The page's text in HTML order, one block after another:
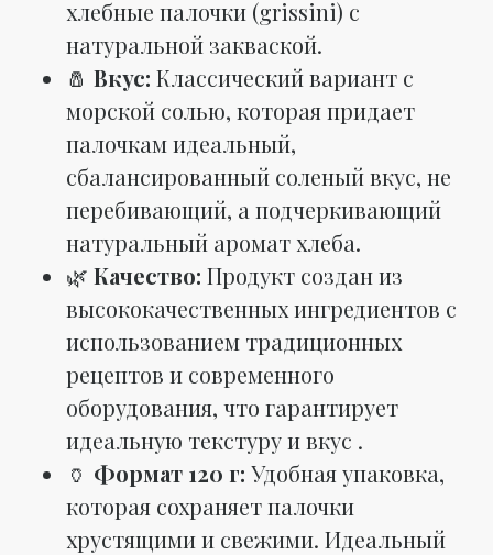
хлебные палочки (grissini) с
натуральной закваской.
🧂 Вкус: Классический вариант с
морской солью, которая придает
палочкам идеальный,
сбалансированный соленый вкус, не
перебивающий, а подчеркивающий
натуральный аромат хлеба.
🌿 Качество: Продукт создан из
высококачественных ингредиентов с
использованием традиционных
рецептов и современного
оборудования, что гарантирует
идеальную текстуру и вкус .
🏺 Формат 120 г: Удобная упаковка,
которая сохраняет палочки
хрустящими и свежими. Идеальный